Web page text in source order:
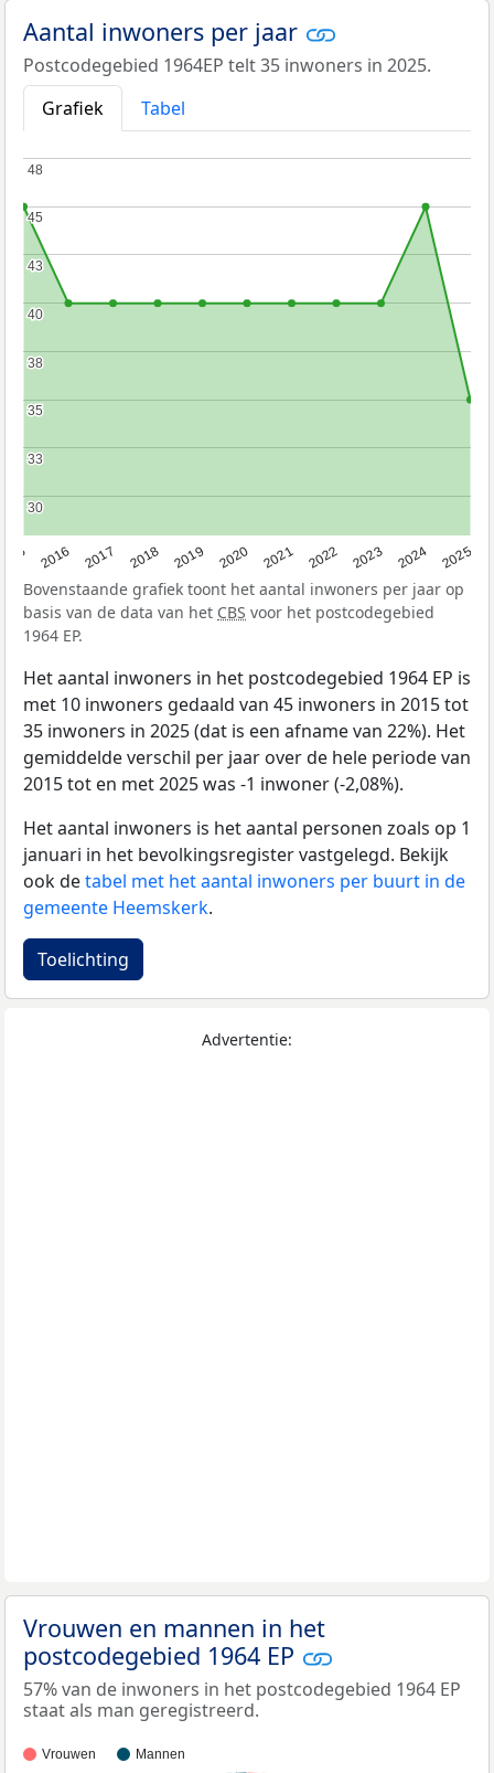
Aantal inwoners per jaar
Postcodegebied 1964EP telt 35 inwoners in 2025.
Grafiek
Tabel
2016 2017 2018 2019 2020 2021 2022 2023 2024 2025
30
30
33
33
35
35
38
38
40
40
43
43
45
45
48
48
Bovenstaande grafiek toont het aantal inwoners per jaar op
basis van de data van het CBS voor het postcodegebied
1964 EP.
Het aantal inwoners in het postcodegebied 1964 EP is
met 10 inwoners gedaald van 45 inwoners in 2015 tot
35 inwoners in 2025 (dat is een afname van 22%). Het
gemiddelde verschil per jaar over de hele periode van
2015 tot en met 2025 was -1 inwoner (-2,08%).
Het aantal inwoners is het aantal personen zoals op 1
januari in het bevolkingsregister vastgelegd. Bekijk
ook detabel met het aantal inwoners per buurt in de
gemeente Heemskerk.
Toelichting
Advertentie:
Vrouwen en mannen in het
postcodegebied 1964 EP
57% van de inwoners in het postcodegebied 1964 EP
staat als man geregistreerd.
Vrouwen Mannen